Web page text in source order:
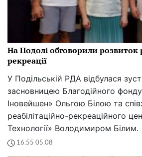
На Подолі обговорили розвиток
рекреації
У Подільській РДА відбулася
засновницею Благодійного
Іновейшен» Ольгою Білою та
реабілітаційно-рекреаційного
Технології» Володимиром Білим.
16:55 05.08